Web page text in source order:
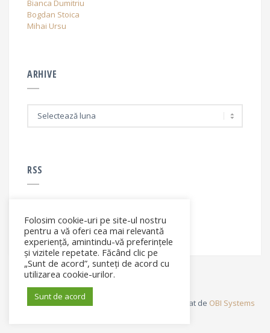
Bianca Dumitriu
Bogdan Stoica
Mihai Ursu
ARHIVE
RSS
RSS - articole
© Elena Filip. All rights reserved ® - Site dezvoltat de OBI Systems
Folosim cookie-uri pe site-ul nostru
pentru a vă oferi cea mai relevantă
experiență, amintindu-vă preferințele
și vizitele repetate. Făcând clic pe
„Sunt de acord”, sunteți de acord cu
utilizarea cookie-urilor.
Sunt de acord